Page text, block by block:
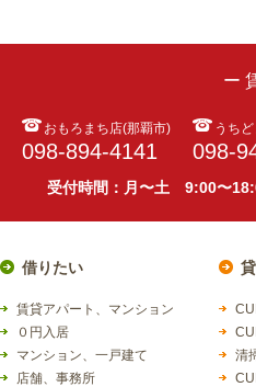
ー
おもろまち店(那覇市)
098-894-4141
うち
098-
受付時間：月〜土 9:00〜
借りたい
賃貸アパート、マンション
０円入居
マンション、一戸建て
店舗、事務所
清